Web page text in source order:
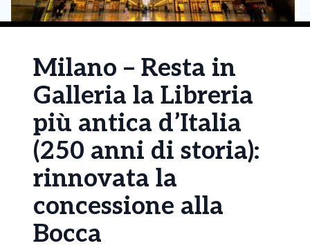
Milano – Resta in
Galleria la Libreria
più antica d’Italia
(250 anni di storia):
rinnovata la
concessione alla
Bocca